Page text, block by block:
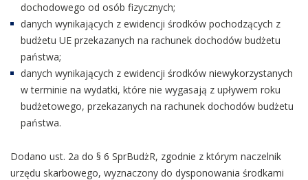
dochodowego od osób fizycznych;
danych wynikających z ewidencji środków pochodzących z
budżetu UE przekazanych na rachunek dochodów budżetu
państwa;
danych wynikających z ewidencji środków niewykorzystanych
w terminie na wydatki, które nie wygasają z upływem roku
budżetowego, przekazanych na rachunek dochodów budżetu
państwa.
Dodano ust. 2a do § 6 SprBudżR, zgodnie z którym naczelnik
urzędu skarbowego, wyznaczony do dysponowania środkami